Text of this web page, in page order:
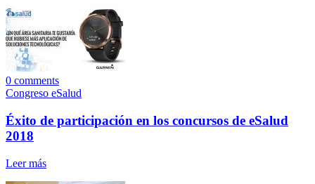
0 comments
Congreso eSalud
Éxito de participación en los concursos de eSalud
2018
Leer más